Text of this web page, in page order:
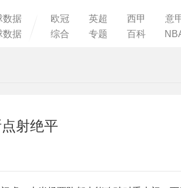
数据
数据
欧冠 英超 西甲
意
综合
专题 百科
射绝平